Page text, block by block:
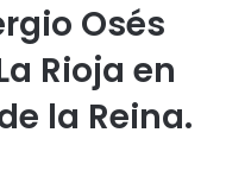
Osés
Rioja en
la Reina.